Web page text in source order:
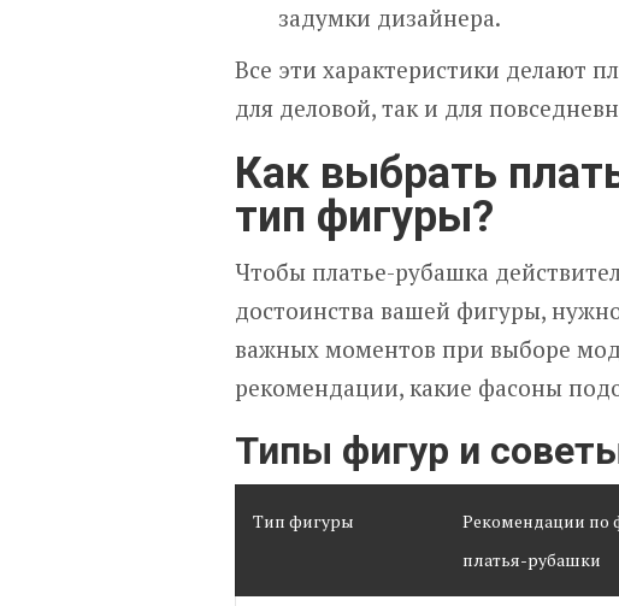
задумки дизайнера.
Все эти характеристики делают
для деловой, так и для
Как выбрать
тип фигуры?
Чтобы платье-рубашка
достоинства вашей фигуры,
важных моментов при выборе
рекомендации, какие фасоны
Типы фигур и
Тип фигуры
Рекомендации по
платья-рубашки